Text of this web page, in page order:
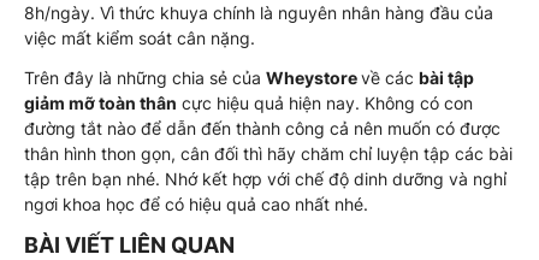
8h/ngày. Vì thức khuya chính là nguyên nhân hàng đầu của
việc mất kiểm soát cân nặng.
Trên đây là những chia sẻ của Wheystorevề các bài tập
giảm mỡ toàn thân cực hiệu quả hiện nay. Không có con
đường tắt nào để dẫn đến thành công cả nên muốn có được
thân hình thon gọn, cân đối thì hãy chăm chỉ luyện tập các bài
tập trên bạn nhé. Nhớ kết hợp với chế độ dinh dưỡng và nghỉ
ngơi khoa học để có hiệu quả cao nhất nhé.
BÀI VIẾT LIÊN QUAN